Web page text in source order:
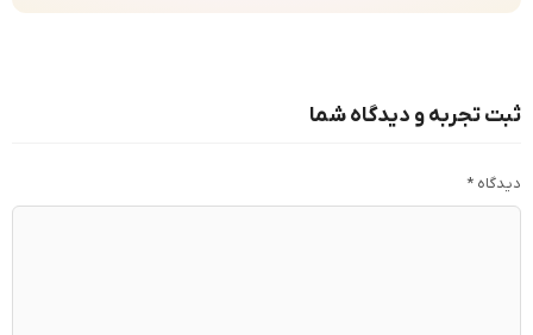
ثبت تجربه و دیدگاه شما
دیدگاه *